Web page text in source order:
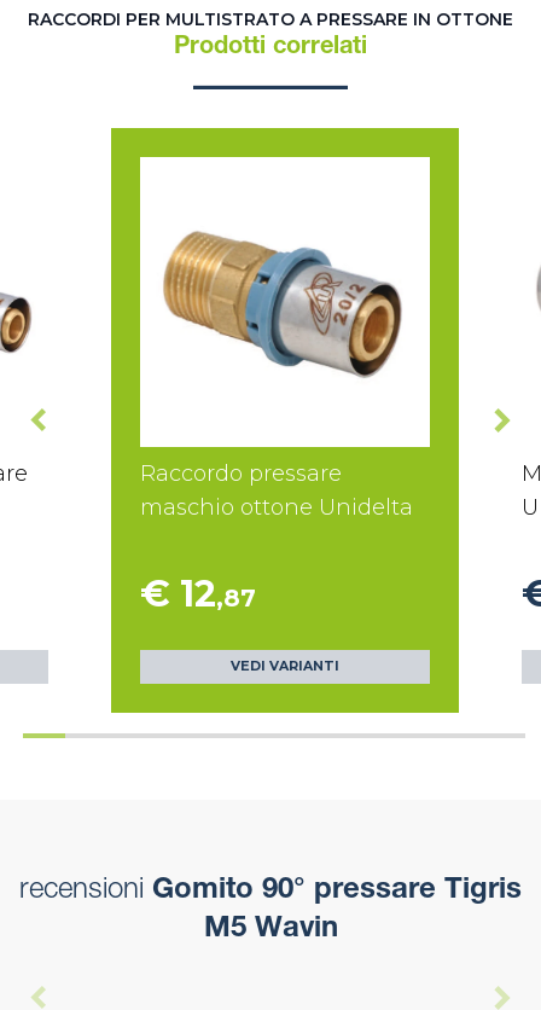
RACCORDI PER MULTISTRATO A PRESSARE IN OTTONE
Prodotti correlati
Raccordo pressare
maschio ottone Unidelta
€ 12,87
VEDI VARIANTI
recensioni Gomito 90° pressare Tigris
M5 Wavin